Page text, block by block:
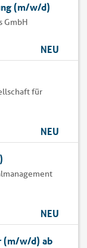
(m/w/d)
GmbH
NEU
für
NEU
NEU
(m/w/d) ab